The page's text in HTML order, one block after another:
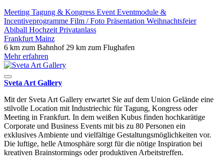
Meeting Tagung & Kongress Event Eventmodule &
Incentiveprogramme Film / Foto Präsentation Weihnachtsfeier
Abiball Hochzeit Privatanlass
Frankfurt Mainz
6 km zum Bahnhof 29 km zum Flughafen
Mehr erfahren
Sveta Art Gallery
Mit der Sveta Art Gallery erwartet Sie auf dem Union Gelände eine
stilvolle Location mit Industriechic für Tagung, Kongress oder
Meeting in Frankfurt. In dem weißen Kubus finden hochkarätige
Corporate und Business Events mit bis zu 80 Personen ein
exklusives Ambiente und vielfältige Gestaltungsmöglichkeiten vor.
Die luftige, helle Atmosphäre sorgt für die nötige Inspiration bei
kreativen Brainstormings oder produktiven Arbeitstreffen.